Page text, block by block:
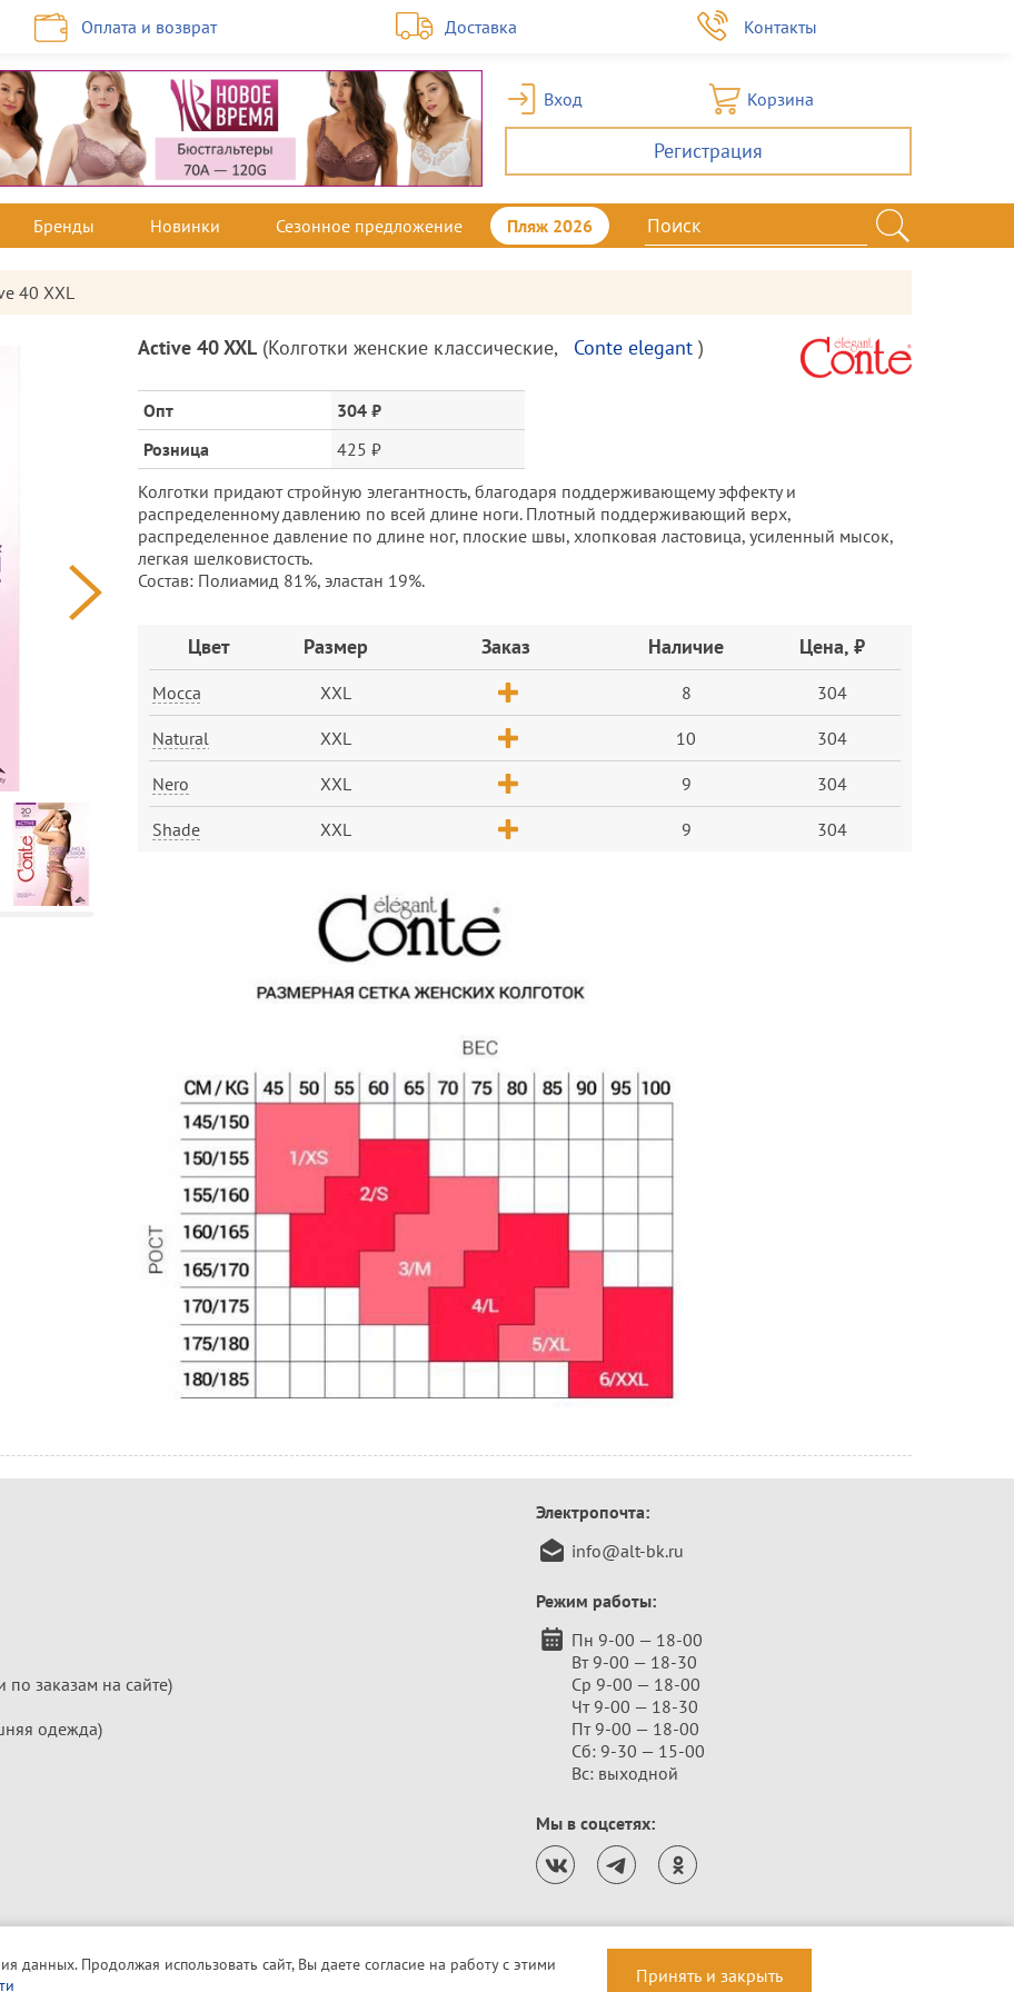
Оплата и возврат Доставка Контакты
Вход Корзина
Регистрация
Бренды Новинки Сезонное предложение Пляж 2026
40 XXL
Описание
и
цена
Active 40 XXL (Колготки женские классические, Conte elegant )
Опт
304 ₽
Розница
425 ₽
Колготки придают стройную элегантность, благодаря поддерживающему эффекту и
распределенному давлению по всей длине ноги. Плотный поддерживающий верх,
распределенное давление по длине ног, плоские швы, хлопковая ластовица, усиленный мысок,
легкая шелковистость.
Состав: Полиамид 81%, эластан 19%.
ЗаказЦвет Размер Заказ Наличие Цена, ₽
Mocca XXL 8 304
Natural XXL 10 304
Nero XXL 9 304
Shade XXL 9 304
по заказам на сайте)
одежда)
Электропочта:
info@alt-bk.ru
Режим работы:
Пн 9-00 — 18-00
Вт 9-00 — 18-30
Ср 9-00 — 18-00
Чт 9-00 — 18-30
Пт 9-00 — 18-00
Сб: 9-30 — 15-00
Вс: выходной
Мы в соцсетях:
данных. Продолжая использовать сайт, Вы даете согласие на работу с этими
Принять и закрыть